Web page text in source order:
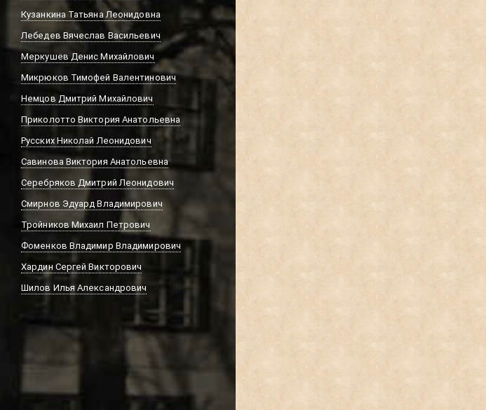
Кузанкина Татьяна Леонидовна
Лебедев Вячеслав Васильевич
Меркушев Денис Михайлович
Микрюков Тимофей Валентинович
Немцов Дмитрий Михайлович
Приколотто Виктория Анатольевна
Русских Николай Леонидович
Савинова Виктория Анатольевна
Серебряков Дмитрий Леонидович
Смирнов Эдуард Владимирович
Тройников Михаил Петрович
Фоменков Владимир Владимирович
Хардин Сергей Викторович
Шилов Илья Александрович